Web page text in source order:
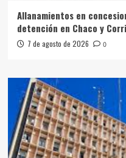
Allanamientos en
detención en Chaco y
7 de agosto de 2026 0